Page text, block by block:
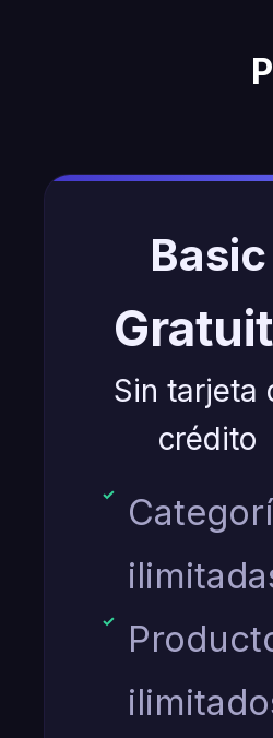
Basic
Sin tarjeta
crédito